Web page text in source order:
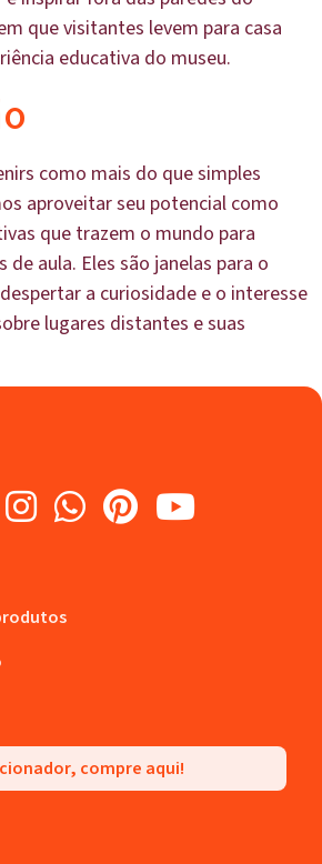
que visitantes levem para casa
educativa do museu.
como mais do que simples
aproveitar seu potencial como
que trazem o mundo para
de aula. Eles são janelas para o
a curiosidade e o interesse
lugares distantes e suas
compre aqui!